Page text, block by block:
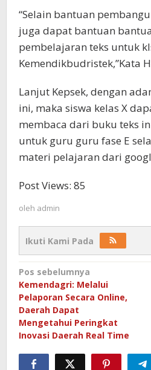
“Selain bantuan
juga dapat bantuan
pembelajaran teks untuk
Kemendikbudristek,”Kata
Lanjut Kepsek, dengan
ini, maka siswa kelas X
membaca dari buku teks
untuk guru guru fase E
materi pelajaran dari
Post Views: 85
oleh admin
Ikuti Kami Pada
Navigasi
pos
Pos sebelumnya
Kemendagri: Melalui
Pelaporan Secara Online,
Daerah Dapat
Mengetahui Peringkat
Inovasi Daerah Real Time